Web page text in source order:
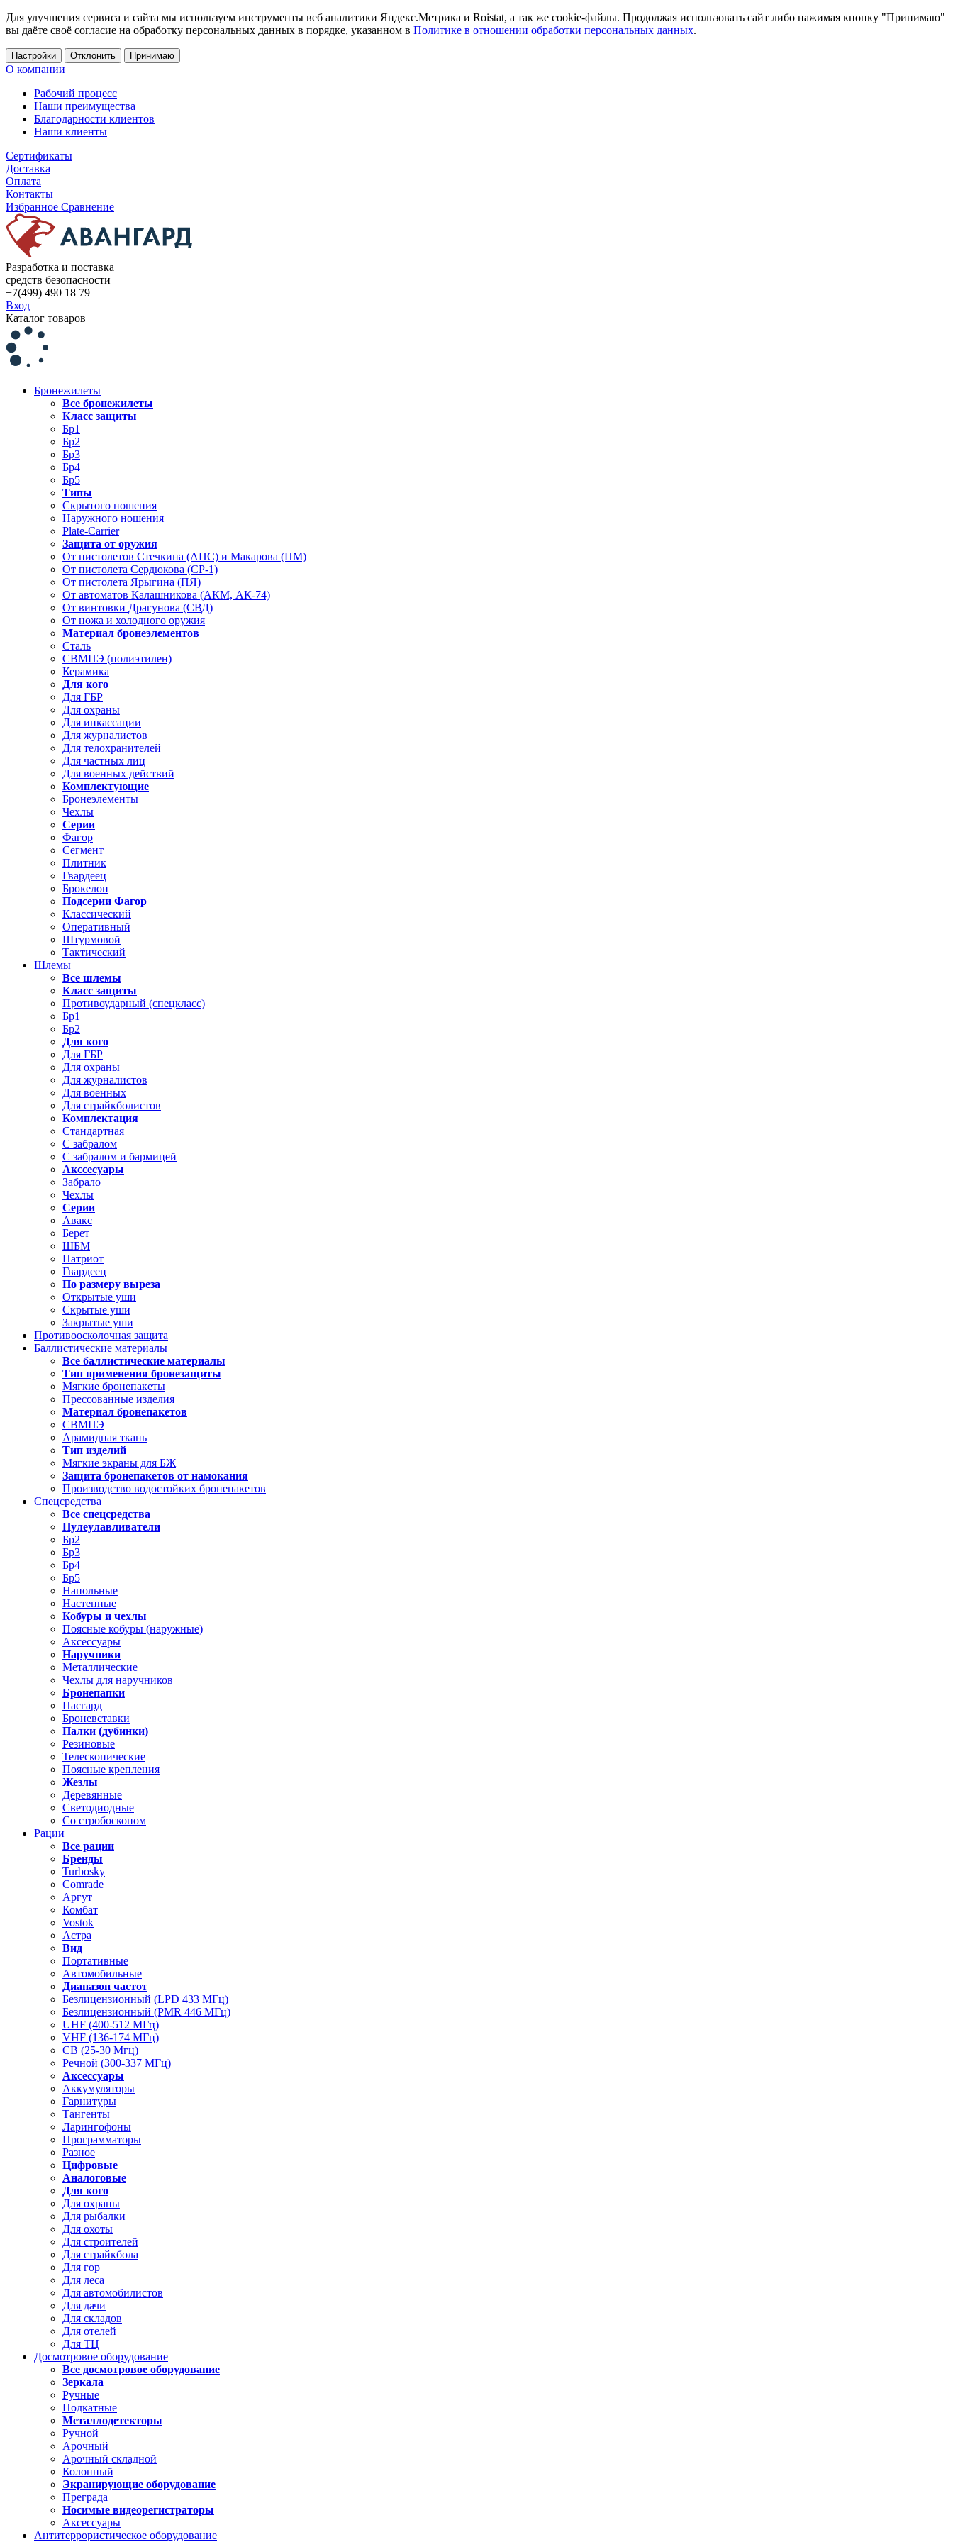
Для улучшения сервиса и сайта мы используем инструменты веб аналитики Яндекс.Метрика и Roistat, а так же cookie-файлы. Продолжая использовать сайт либо нажимая кнопку "Принимаю"
вы даёте своё согласие на обработку персональных данных в порядке, указанном в Политике в отношении обработки персональных данных.
Настройки Отклонить Принимаю
О компании
Рабочий процесс
Наши преимущества
Благодарности клиентов
Наши клиенты
Сертификаты
Доставка
Оплата
Контакты
Избранное Сравнение
Разработка и поставка
средств безопасности
+7(499) 490 18 79
Вход
Каталог товаров
Бронежилеты
Все бронежилеты
Класс защиты
Бр1
Бр2
Бр3
Бр4
Бр5
Типы
Скрытого ношения
Наружного ношения
Plate-Carrier
Защита от оружия
От пистолетов Стечкина (АПС) и Макарова (ПМ)
От пистолета Сердюкова (СР-1)
От пистолета Ярыгина (ПЯ)
От автоматов Калашникова (АКМ, АК-74)
От винтовки Драгунова (СВД)
От ножа и холодного оружия
Материал бронеэлементов
Сталь
СВМПЭ (полиэтилен)
Керамика
Для кого
Для ГБР
Для охраны
Для инкассации
Для журналистов
Для телохранителей
Для частных лиц
Для военных действий
Комплектующие
Бронеэлементы
Чехлы
Серии
Фагор
Сегмент
Плитник
Гвардеец
Брокелон
Подсерии Фагор
Классический
Оперативный
Штурмовой
Тактический
Шлемы
Все шлемы
Класс защиты
Противоударный (спецкласс)
Бр1
Бр2
Для кого
Для ГБР
Для охраны
Для журналистов
Для военных
Для страйкболистов
Комплектация
Стандартная
С забралом
С забралом и бармицей
Акссесуары
Забрало
Чехлы
Серии
Авакс
Берет
ШБМ
Патриот
Гвардеец
По размеру выреза
Открытые уши
Скрытые уши
Закрытые уши
Противоосколочная защита
Баллистические материалы
Все баллистические материалы
Тип применения бронезащиты
Мягкие бронепакеты
Прессованные изделия
Материал бронепакетов
СВМПЭ
Арамидная ткань
Тип изделий
Мягкие экраны для БЖ
Защита бронепакетов от намокания
Производство водостойких бронепакетов
Спецсредства
Все спецсредства
Пулеулавливатели
Бр2
Бр3
Бр4
Бр5
Напольные
Настенные
Кобуры и чехлы
Поясные кобуры (наружные)
Аксессуары
Наручники
Металлические
Чехлы для наручников
Бронепапки
Пасгард
Броневставки
Палки (дубинки)
Резиновые
Телескопические
Поясные крепления
Жезлы
Деревянные
Светодиодные
Со стробоскопом
Рации
Все рации
Бренды
Turbosky
Comrade
Аргут
Комбат
Vostok
Астра
Вид
Портативные
Автомобильные
Диапазон частот
Безлицензионный (LPD 433 МГц)
Безлицензионный (PMR 446 МГц)
UHF (400-512 МГц)
VHF (136-174 МГц)
CB (25-30 Мгц)
Речной (300-337 МГц)
Аксессуары
Аккумуляторы
Гарнитуры
Тангенты
Ларингофоны
Программаторы
Разное
Цифровые
Аналоговые
Для кого
Для охраны
Для рыбалки
Для охоты
Для строителей
Для страйкбола
Для гор
Для леса
Для автомобилистов
Для дачи
Для складов
Для отелей
Для ТЦ
Досмотровое оборудование
Все досмотровое оборудование
Зеркала
Ручные
Подкатные
Металлодетекторы
Ручной
Арочный
Арочный складной
Колонный
Экранирующие оборудование
Преграда
Носимые видеорегистраторы
Аксессуары
Антитеррористическое оборудование